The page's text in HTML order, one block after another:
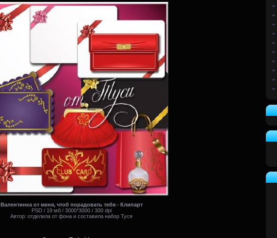
Валентинка от меня, чтоб порадовать тебя - Клипарт
PSD / 19 мб / 3000*3000 / 300 dpi
Автор: отделила от фона и составила набор Туся